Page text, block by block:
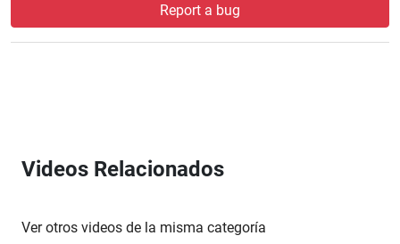
Report a bug
Videos Relacionados
Ver otros videos de la misma categoría